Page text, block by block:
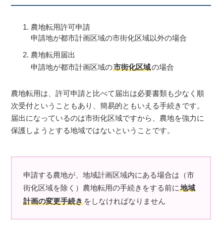
農地転用許可申請
申請地が都市計画区域の市街化区域以外の場合
農地転用届出
申請地が都市計画区域の市街化区域の場合
農地転用は、許可申請と比べて届出は必要書類も少なく順
次受付ということもあり、簡易的ともいえる手続きです。
届出になっているのは市街化区域ですから、農地を強力に
保護しようとする地域ではないということです。
申請する農地が、地域計画区域内にある場合は（市
街化区域を除く）農地転用の手続きをする前に 地域
計画の変更手続きをしなければなりません